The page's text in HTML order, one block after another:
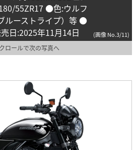
55ZR17 ●色:ウルフ
ルーストライプ）等 ●
日:2025年11月14日
(画像 No.3/11)
ロールで次の写真へ